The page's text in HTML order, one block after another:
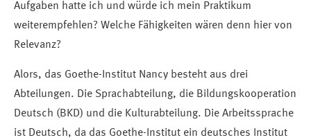
Aufgaben hatte ich und würde ich mein Praktikum
weiterempfehlen? Welche Fähigkeiten wären denn hier von
Relevanz?
Alors, das Goethe-Institut Nancy besteht aus drei
Abteilungen. Die Sprachabteilung, die Bildungskooperation
Deutsch (BKD) und die Kulturabteilung. Die Arbeitssprache
ist Deutsch, da das Goethe-Institut ein deutsches Institut